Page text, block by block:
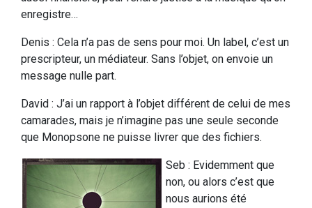
enregistre…
Denis : Cela n’a pas de sens pour moi. Un label, c’est un
prescripteur, un médiateur. Sans l’objet, on envoie un
message nulle part.
David : J’ai un rapport à l’objet différent de celui de mes
camarades, mais je n’imagine pas une seule seconde
que Monopsone ne puisse livrer que des fichiers.
Seb : Evidemment que
non, ou alors c’est que
nous aurions été